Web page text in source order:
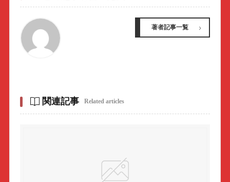
著者記事一覧
関連記事 Related articles